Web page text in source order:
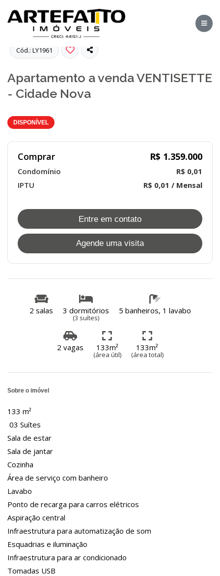
Cód.: LY1961
Apartamento a venda VENTISETTE
- Cidade Nova
DISPONÍVEL
Comprar R$ 1.359.000
Condomínio
R$ 0,01
IPTU
R$ 0,01 / Mensal
Entre em contato
Agende uma visita
2 salas 3 dormitórios
(3 suítes)
5 banheiros, 1 lavabo
2 vagas 133m²
(área útil)
133m²
(área total)
Sobre o imóvel
133 m²
03 Suítes
Sala de estar
Sala de jantar
Cozinha
Área de serviço com banheiro
Lavabo
Ponto de recarga para carros elétricos
Aspiração central
Infraestrutura para automatização de som
Esquadrias e iluminação
Infraestrutura para ar condicionado
Tomadas USB